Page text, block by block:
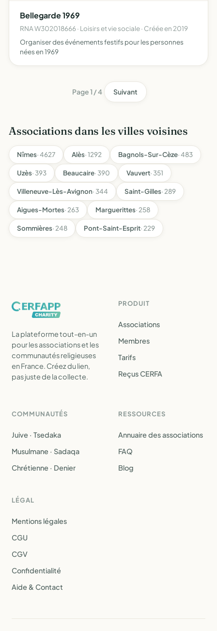
Bellegarde 1969
RNA W302018666 · Loisirs et vie sociale · Créée en 2019
Organiser des événements festifs pour les personnes
nées en 1969
Page 1 / 4 Suivant
Associations dans les villes voisines
Nîmes· 4627 Alès· 1292 Bagnols-Sur-Cèze· 483
Uzès· 393 Beaucaire· 390 Vauvert· 351
Villeneuve-Lès-Avignon· 344 Saint-Gilles· 289
Aigues-Mortes· 263 Marguerittes· 258
Sommières· 248 Pont-Saint-Esprit· 229
La plateforme tout-en-un
pour les associations et les
communautés religieuses
en France. Créez du lien,
pas juste de la collecte.
PRODUIT
Associations
Membres
Tarifs
Reçus CERFA
COMMUNAUTÉS
Juive · Tsedaka
Musulmane · Sadaqa
Chrétienne · Denier
RESSOURCES
Annuaire des associations
FAQ
Blog
LÉGAL
Mentions légales
CGU
CGV
Confidentialité
Aide & Contact